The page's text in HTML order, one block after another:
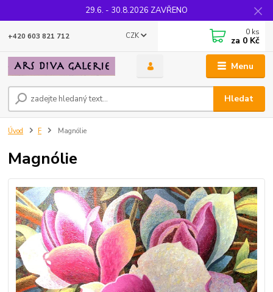
29.6. - 30.8.2026 ZAVŘENO
Menu
CZK
Hledat
+420 603 821 712 0 ks
za 0 Kč
Úvod F Magnólie
Magnólie